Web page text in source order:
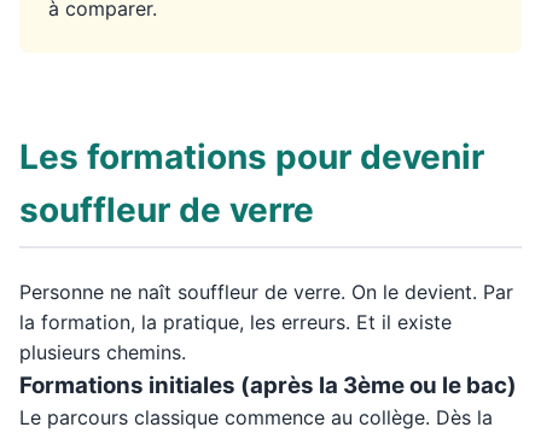
à comparer.
Les formations pour devenir
souffleur de verre
Personne ne naît souffleur de verre. On le devient. Par
la formation, la pratique, les erreurs. Et il existe
plusieurs chemins.
Formations initiales (après la 3ème ou le bac)
Le parcours classique commence au collège. Dès la